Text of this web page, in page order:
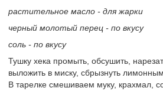
растительное масло - для жарки
черный молотый перец - по вкусу
соль - по вкусу
Тушку хека промыть, обсушить,
выложить в миску, сбрызнуть
В тарелке смешиваем муку, крахмал,